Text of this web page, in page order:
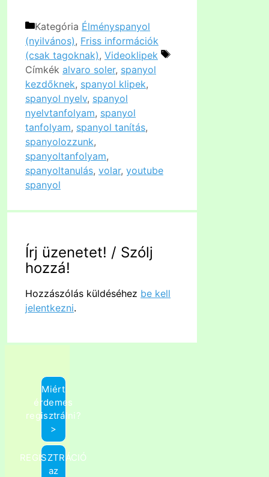
Kategória Élményspanyol
(nyilvános), Friss információk
(csak tagoknak), Videoklipek
Címkék alvaro soler, spanyol
kezdőknek, spanyol klipek,
spanyol nyelv, spanyol
nyelvtanfolyam, spanyol
tanfolyam, spanyol tanítás,
spanyolozzunk,
spanyoltanfolyam,
spanyoltanulás, volar, youtube
spanyol
Írj üzenetet! / Szólj
hozzá!
Hozzászólás küldéséhez be kell
jelentkezni.
Miért
érdemes
regisztrálni?
>
REGISZTRÁCIÓ
az